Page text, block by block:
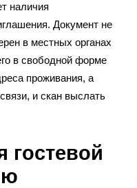
наличия
Документ не
в местных органах
в свободной форме
проживания, а
и скан выслать
гостевой